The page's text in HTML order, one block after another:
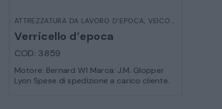
SALE DA PRANZO – STUDIO UFFICIO
ARREDO DA GIARDINO
ATTREZZATURA DA LAVORO D'EPOCA, VEICOLI D'EPOCA
Verricello d’epoca
COD: 3859
Motore: Bernard W1 Marca: J.M. Glopper
Lyon Spese di spedizione a carico cliente.